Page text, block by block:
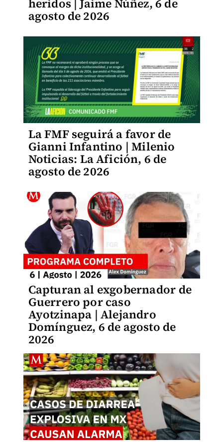
heridos | Jaime Núñez, 6 de
agosto de 2026
La FMF seguirá a favor de
Gianni Infantino | Milenio
Noticias: La Afición, 6 de
agosto de 2026
Capturan al exgobernador de
Guerrero por caso
Ayotzinapa | Alejandro
Domínguez, 6 de agosto de
2026